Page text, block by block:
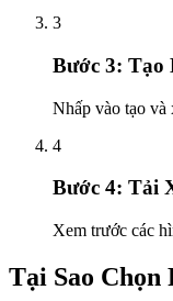
3
Bước 3: Tạo
Nhấp vào tạo và
4
Bước 4: Tải
Xem trước các
Tại Sao